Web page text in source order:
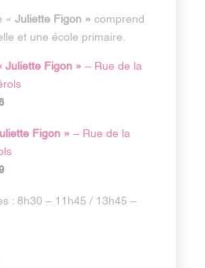
« Juliette Figon » comprend
et une école primaire.
Juliette Figon » – Rue de la
Figon » – Rue de la
: 8h30 – 11h45 / 13h45 –